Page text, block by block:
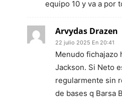
equipo 10 y va a por
Arvydas Drazen
22 julio 2025 En 20:41
Menudo fichajazo
Jackson. Si Neto
regularmente sin
de bases q Barsa